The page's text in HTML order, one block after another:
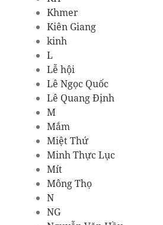
Khmer
Kiên Giang
kinh
L
Lễ hội
Lê Ngọc Quốc
Lê Quang Định
M
Mắm
Miệt Thứ
Minh Thực Lục
Mít
Mông Thọ
N
NG